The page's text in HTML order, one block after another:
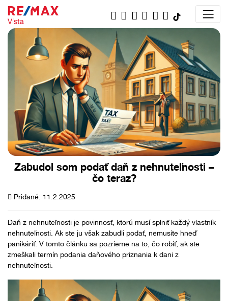
Zabudol som podať daň z nehnuteľnosti –
čo teraz?
Pridané: 11.2.2025
Daň z nehnuteľnosti je povinnosť, ktorú musí splniť každý vlastník
nehnuteľnosti. Ak ste ju však zabudli podať, nemusíte hneď
panikáriť. V tomto článku sa pozrieme na to, čo robiť, ak ste
zmeškali termín podania daňového priznania k dani z
nehnuteľnosti.